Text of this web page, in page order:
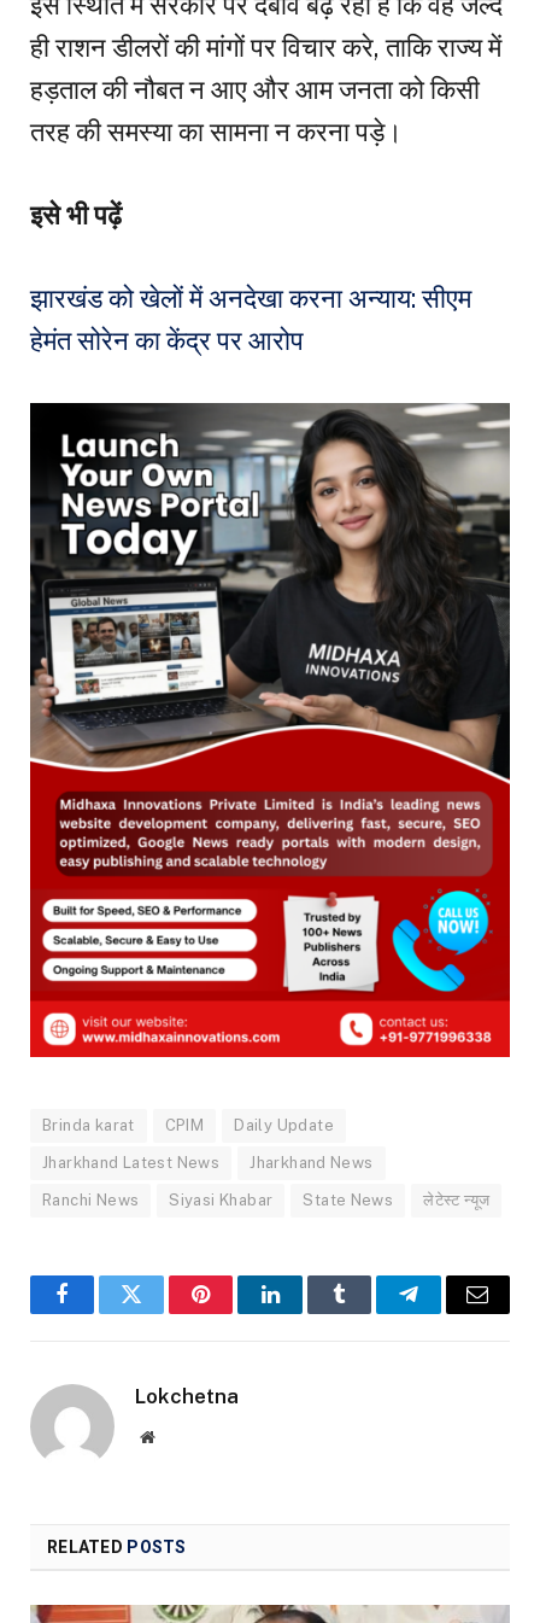
ही राशन डीलरों की मांगों पर विचार करे, ताकि राज्य में
हड़ताल की नौबत न आए और आम जनता को किसी
तरह की समस्या का सामना न करना पड़े।
इसे भी पढ़ें
झारखंड को खेलों में अनदेखा करना अन्याय: सीएम
हेमंत सोरेन का केंद्र पर आरोप
Brinda karat CPIM Daily Update
Jharkhand Latest News Jharkhand News
Ranchi News Siyasi Khabar State News लेटेस्ट न्यूज
FacebookTwitter PinterestLinkedInTumblr TelegramEmail
Lokchetna
Website
RELATED POSTS